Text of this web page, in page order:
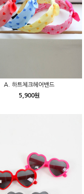
A. 하트체크헤어밴드
5,900원